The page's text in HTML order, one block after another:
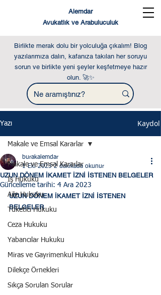
Alemdar
Avukatlık ve Arabuluculuk
Birlikte merak dolu bir yolculuğa çıkalım! Blog
yazılarımıza dalın, kafanıza takılan her soruyu
sorun ve birlikte yeni şeyler keşfetmeye hazır
olun. 🚀✨
Yazı Kaydol
Makale ve Emsal Kararlar
İş Hukuku
Aile Hukuku
Tüketici Hukuku
Ceza Hukuku
Yabancılar Hukuku
Miras ve Gayrimenkul Hukuku
Dilekçe Örnekleri
Sıkça Sorulan Sorular
Makale ve Emsal Kararlar
UZUN DÖNEM İKAMET İZNİ İSTENEN BELGELER
burakalemdar
1 Eki 2023 2 dakikada okunur
Güncelleme tarihi: 4 Ara 2023
UZUN DÖNEM İKAMET İZNİ İSTENEN
BELGELER